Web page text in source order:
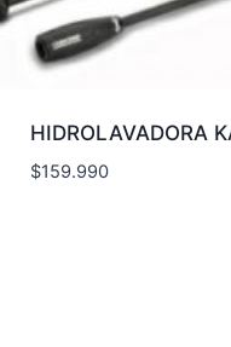
HIDROLAVADORA
$159.990